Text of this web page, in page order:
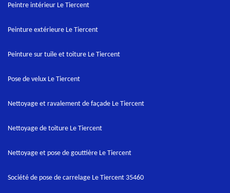
Peintre intérieur Le Tiercent
Peinture extérieure Le Tiercent
Peinture sur tuile et toiture Le Tiercent
Pose de velux Le Tiercent
Nettoyage et ravalement de façade Le Tiercent
Nettoyage de toiture Le Tiercent
Nettoyage et pose de gouttière Le Tiercent
Société de pose de carrelage Le Tiercent 35460